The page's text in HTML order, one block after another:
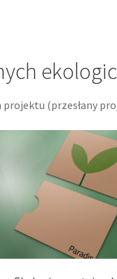
(przesłany